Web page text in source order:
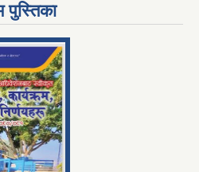
पुस्तिका